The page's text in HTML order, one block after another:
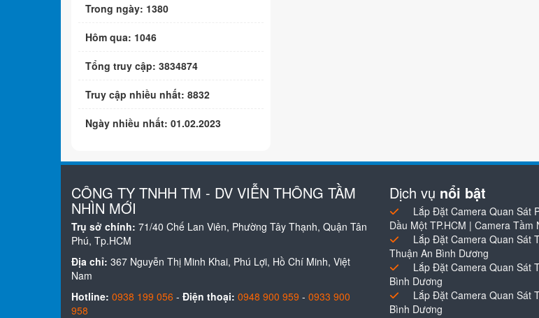
Trong ngày: 1380
Hôm qua: 1046
Tổng truy cập: 3834874
Truy cập nhiều nhất: 8832
Ngày nhiều nhất: 01.02.2023
CÔNG TY TNHH TM - DV VIỄN THÔNG TẦM
NHÌN MỚI
Trụ sở chính: 71/40 Chế Lan Viên, Phường Tây Thạnh, Quận Tân
Phú, Tp.HCM
Địa chỉ: 367 Nguyễn Thị Minh Khai, Phú Lợi, Hồ Chí Minh, Việt
Nam
Hotline: 0938 199 056 - Điện thoại: 0948 900 959 - 0933 900
958
Dịch vụ nổi bật
Lắp Đặt Camera Quan Sát
Dầu Một TP.HCM | Camera Tầm
Lắp Đặt Camera Quan Sát
Thuận An Bình Dương
Lắp Đặt Camera Quan Sát
Bình Dương
Lắp Đặt Camera Quan Sát
Bình Dương